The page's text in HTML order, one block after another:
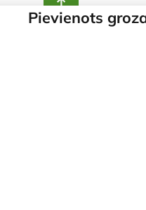
Pievienots